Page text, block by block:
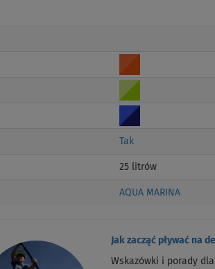
Tak
25 litrów
AQUA MARINA
Jak zacząć pływać na
Wskazówki i porady